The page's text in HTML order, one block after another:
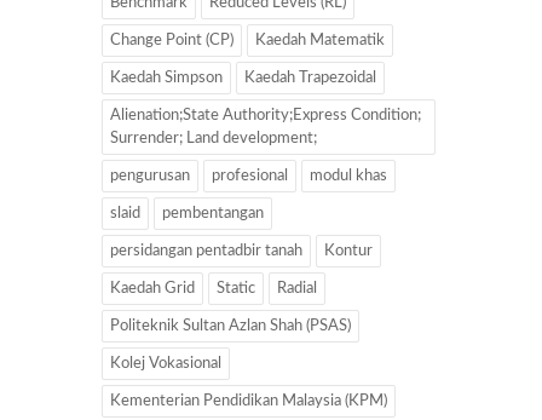
Change Point (CP) Kaedah Matematik
Kaedah Simpson Kaedah Trapezoidal
Alienation;State Authority;Express Condition;
Surrender; Land development;
pengurusan profesional modul khas
slaid pembentangan
persidangan pentadbir tanah Kontur
Kaedah Grid Static Radial
Politeknik Sultan Azlan Shah (PSAS)
Kolej Vokasional
Kementerian Pendidikan Malaysia (KPM)